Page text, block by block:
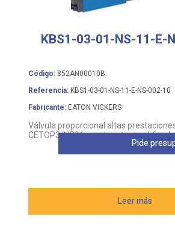
KBS1-03-01-NS-11-E-
Código: 852AN00010B
Referencia: KBS1-03-01-NS-11-E-NS-002-10
Fabricante: EATON VICKERS
Válvula proporcional altas prestaciones
CETOP3/NG06, con tarjeta
Leer más
Pide